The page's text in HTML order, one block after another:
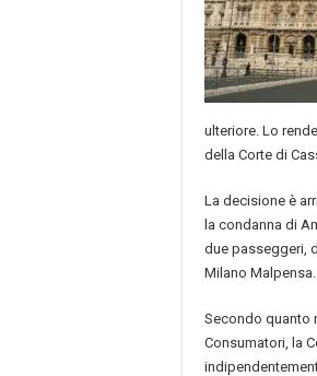
ulteriore. Lo
della Corte di
La decisione è
la condanna di
due passeggeri,
Milano Malpensa.
Secondo quanto
Consumatori, la